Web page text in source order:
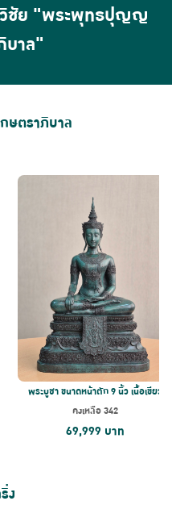
วิชัย "พระพุทธปุญญ
บาล"
ตราภิบาล
พระบูชา ขนาดหน้าตัก 9 นิ้ว เนื้อเขียว
คงเหลือ342
69,999 บาท
ง